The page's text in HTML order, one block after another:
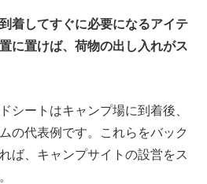
着してすぐに必要になるアイテ
に置けば、荷物の出し入れがス
シートはキャンプ場に到着後、
の代表例です。これらをバック
ば、キャンプサイトの設営をス